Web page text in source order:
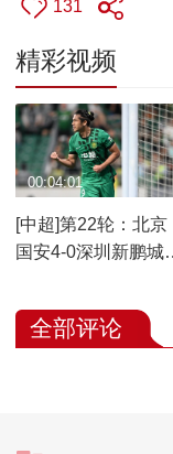
131
精彩视频
[中超]第22轮：北京
国安4-0深圳新鹏城
00:04:01
全部评论